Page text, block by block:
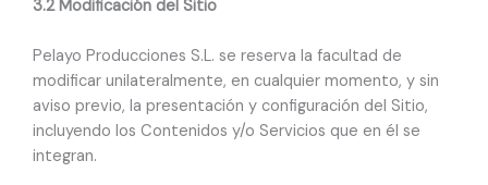
3.2 Modificación del Sitio
Pelayo Producciones S.L. se reserva la facultad de
modificar unilateralmente, en cualquier momento, y sin
aviso previo, la presentación y configuración del Sitio,
incluyendo los Contenidos y/o Servicios que en él se
integran.